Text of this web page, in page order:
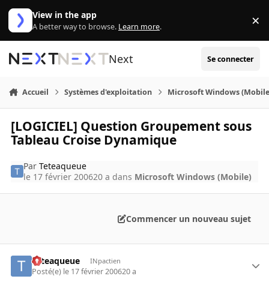
Aller au contenu
View in the app
A better way to browse. Learn more. ×
Next Se connecter
Accueil Systèmes d'exploitation Microsoft Windows
[LOGICIEL] Question Groupement sous
Tableau Croise Dynamique
ParTeteaqueue
le 17 février 200620 a dans Microsoft Windows (Mobile)
Commencer un nouveau sujet
Teteaqueue INpactien
Posté(e) le 17 février 200620 a